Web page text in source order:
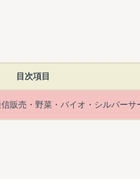
目次項目
販売・野菜・バイオ・シルバーサ